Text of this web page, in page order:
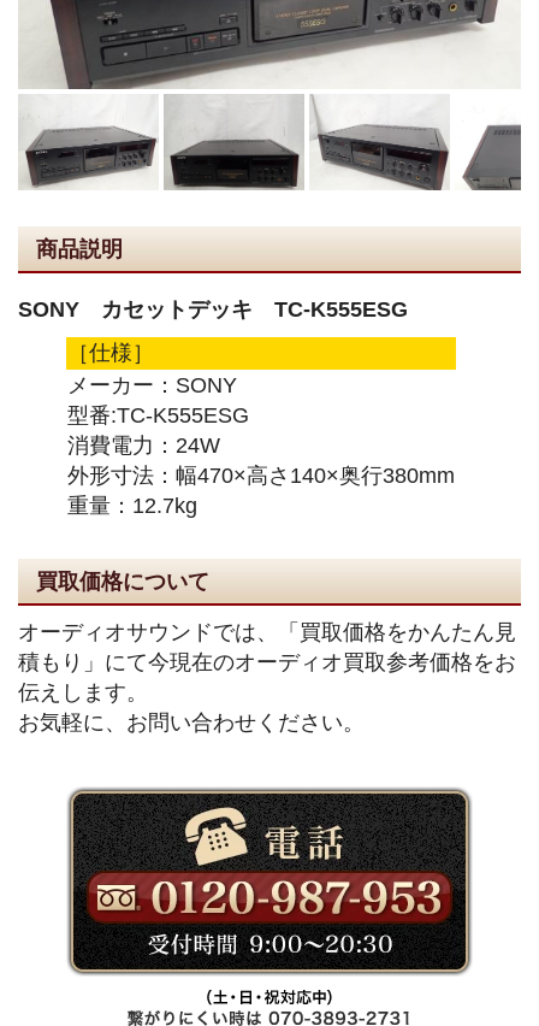
商品説明
SONY カセットデッキ TC-K555ESG
［仕様］
メーカー：SONY
型番:TC-K555ESG
消費電力：24W
外形寸法：幅470×高さ140×奥行380mm
重量：12.7kg
買取価格について
オーディオサウンドでは、「買取価格をかんたん見
積もり」にて今現在のオーディオ買取参考価格をお
伝えします。
お気軽に、お問い合わせください。